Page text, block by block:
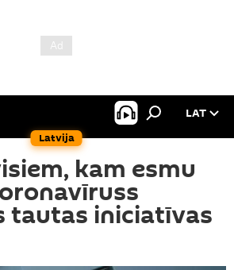
Latvija
LAT
kam esmu
tautas iniciatīvas